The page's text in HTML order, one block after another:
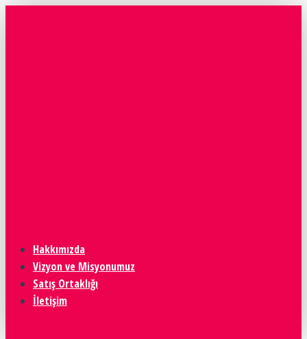
Hakkımızda
Vizyon ve Misyonumuz
Satış Ortaklığı
İletişim